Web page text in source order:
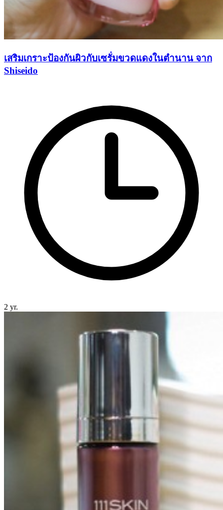
เสริมเกราะป้องกันผิวกับเซรั่มขวดแดงในตำนาน จาก
Shiseido
2 yr.